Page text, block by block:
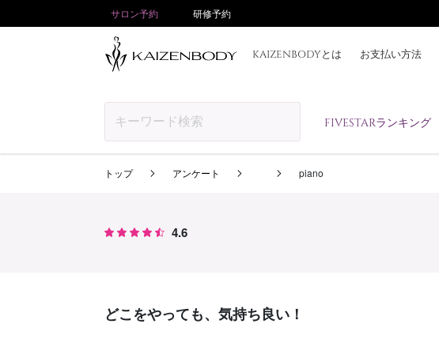
サロン予約 研修予約
KAIZENBODYとは お支払い方法
FIVESTARランキング
トップ アンケート piano
4.6
どこをやっても、気持ち良い！